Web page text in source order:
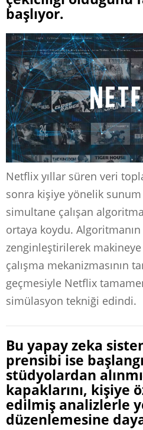
başlıyor.
Netflix yıllar süren veri
sonra kişiye yönelik sunum
simultane çalışan
ortaya koydu.
zenginleştirilerek
çalışma mekanizmasının
geçmesiyle Netflix
simülasyon tekniği edindi.
Bu yapay zeka
prensibi ise
stüdyolardan
kapaklarını, kişiye
edilmiş analizlerle
düzenlemesine